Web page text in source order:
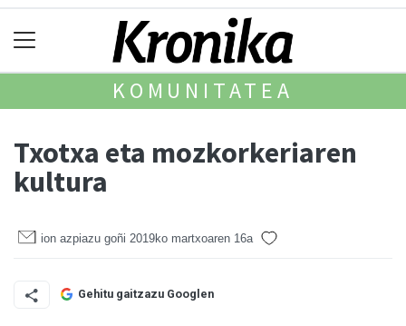
KOMUNITATEA
Txotxa eta mozkorkeriaren
kultura
ion azpiazu goñi 2019ko martxoaren 16a
Gehitu gaitzazu Googlen